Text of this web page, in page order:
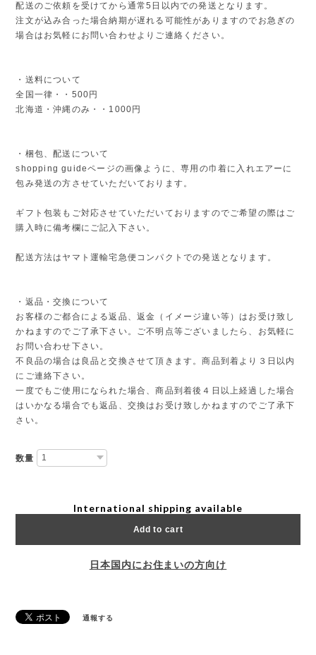
配送のご依頼を受けてから通常5日以内での発送となります。
注文が込み合った場合納期が遅れる可能性がありますのでお急ぎの
場合はお気軽にお問い合わせよりご連絡ください。
・送料について
全国一律・・500円
北海道・沖縄のみ・・1000円
・梱包、配送について
shopping guideページの画像ように、専用の巾着に入れエアーに
包み発送の方させていただいております。
ギフト包装もご対応させていただいておりますのでご希望の際はご
購入時に備考欄にご記入下さい。
配送方法はヤマト運輸宅急便コンパクトでの発送となります。
・返品・交換について
お客様のご都合による返品、返金（イメージ違い等）はお受け致し
かねますのでご了承下さい。ご不明点等ございましたら、お気軽に
お問い合わせ下さい。
不良品の場合は良品と交換させて頂きます。商品到着より３日以内
にご連絡下さい。
一度でもご使用になられた場合、商品到着後４日以上経過した場合
はいかなる場合でも返品、交換はお受け致しかねますのでご了承下
さい。
数量
International shipping available
Add to cart
日本国内にお住まいの方向け
通報する